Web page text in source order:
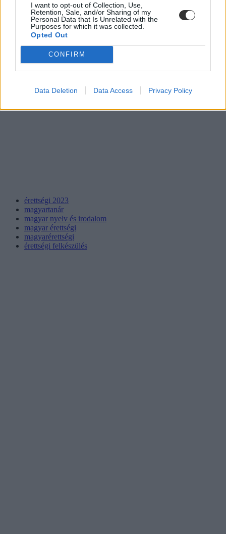
I want to opt-out of Collection, Use,
Retention, Sale, and/or Sharing of my
Personal Data that Is Unrelated with the
Purposes for which it was collected.
Opted Out
CONFIRM
Data Deletion Data Access Privacy Policy
érettségi 2023
magyartanár
magyar nyelv és irodalom
magyar érettségi
magyarérettségi
érettségi felkészülés